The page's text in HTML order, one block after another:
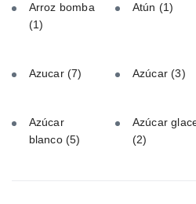
Arroz bomba
(1)
Atún (1)
Azucar (7) Azúcar(3)
Azúcar
blanco (5)
Azúcar
(2)